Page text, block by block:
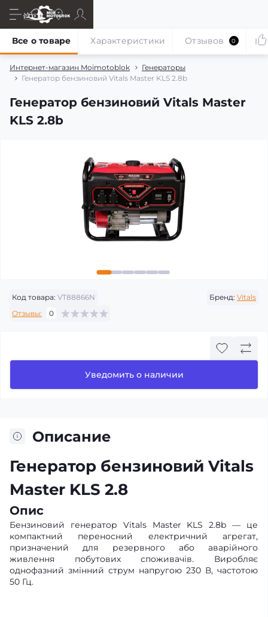
Интернет-магазин Moimotoblok
Генераторы
Генератор бензиновий Vitals Master KLS 2.8b
Генератор бензиновий Vitals Master
KLS 2.8b
Все о товаре Характеристики Отзывов 0
Код товара: VT88866N Бренд: Vitals
Отзывы:
0
Уведомить о наличии
Описание
Генератор бензиновий Vitals
Master KLS 2.8
Опис
Бензиновий генератор Vitals Master KLS 2.8b — це
компактний переносний електричний агрегат,
призначений для резервного або аварійного
живлення побутових споживачів. Виробляє
однофазний змінний струм напругою 230 В, частотою
50 Гц.